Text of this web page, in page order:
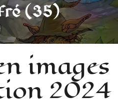
images
2024